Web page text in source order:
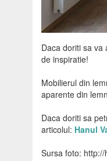
Daca doriti sa va
de inspiratie!
Mobilierul din
aparente din
Daca doriti sa
articolul: Hanul
Sursa foto: